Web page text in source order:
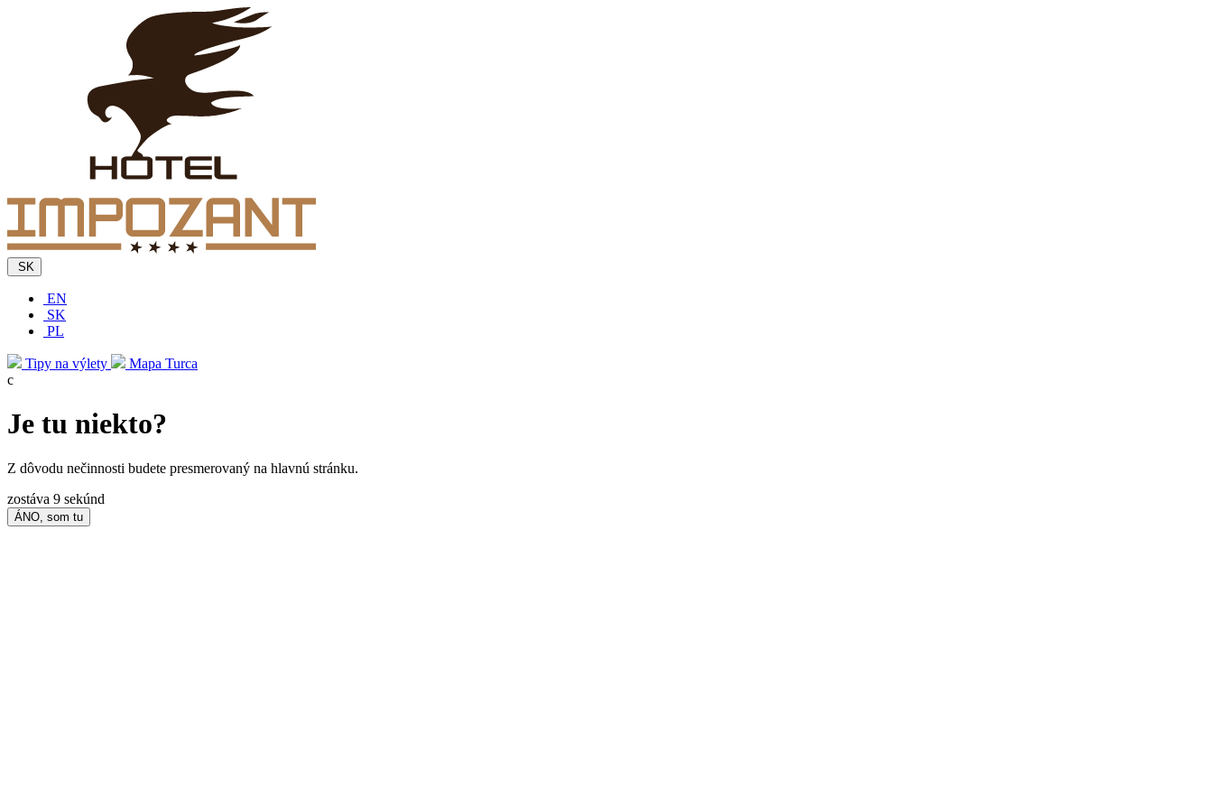
SK
EN
SK
PL
Tipy na výlety
Mapa Turca
c
Je tu niekto?
Z dôvodu nečinnosti budete presmerovaný na hlavnú stránku.
zostáva 9 sekúnd
ÁNO, som tu